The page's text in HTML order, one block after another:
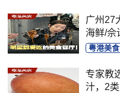
广州27
海鲜/佘
粤港美食
专家教
汁，2